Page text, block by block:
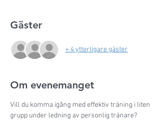
Gäster
+ 4 ytterligare gäster
Om evenemanget
Vill du komma igång med effektiv träning i liten
grupp under ledning av personlig tränare?